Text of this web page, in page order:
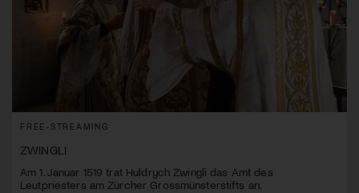
FREE-STREAMING
ZWINGLI
Am 1. Januar 1519 trat Huldrych Zwingli das Amt des
Leutpriesters am Zürcher Grossmünsterstifts an.